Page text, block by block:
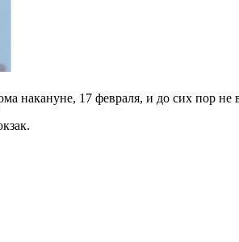
накануне, 17 февраля, и до сих пор не